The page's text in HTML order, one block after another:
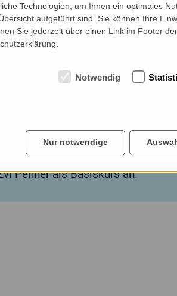
Fortbildung zum Thema
Penner als Basiskurs an.
Technologien, um Ihnen ein optimales
aufgeführt sind. Sie können Ihre
Sie jederzeit über einen Link im Footer
Notwendig
Nur notwendige